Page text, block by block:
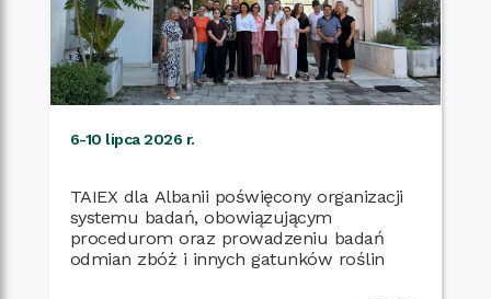
6-10 lipca 2026 r.
TAIEX dla Albanii poświęcony organizacji
systemu badań, obowiązującym
procedurom oraz prowadzeniu badań